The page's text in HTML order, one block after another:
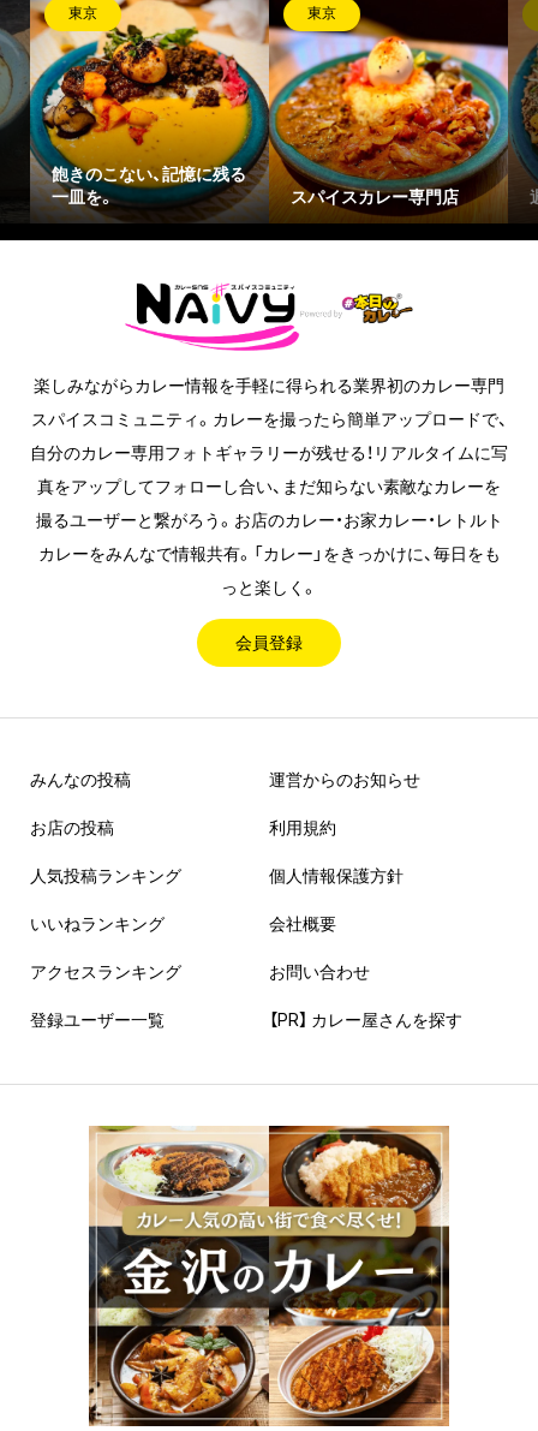
東京
飽きのこない、記憶に残る
一皿を。
東京
スパイスカレー専門店
楽しみながらカレー情報を手軽に得られる業界初のカレー専門
スパイスコミュニティ。カレーを撮ったら簡単アップロードで、
自分のカレー専用フォトギャラリーが残せる！リアルタイムに写
真をアップしてフォローし合い、まだ知らない素敵なカレーを
撮るユーザーと繋がろう。お店のカレー・お家カレー・レトルト
カレーをみんなで情報共有。「カレー」をきっかけに、毎日をも
っと楽しく。
会員登録
みんなの投稿
お店の投稿
人気投稿ランキング
いいねランキング
アクセスランキング
登録ユーザー一覧
運営からのお知らせ
利用規約
個人情報保護方針
会社概要
お問い合わせ
【PR】 カレー屋さんを探す